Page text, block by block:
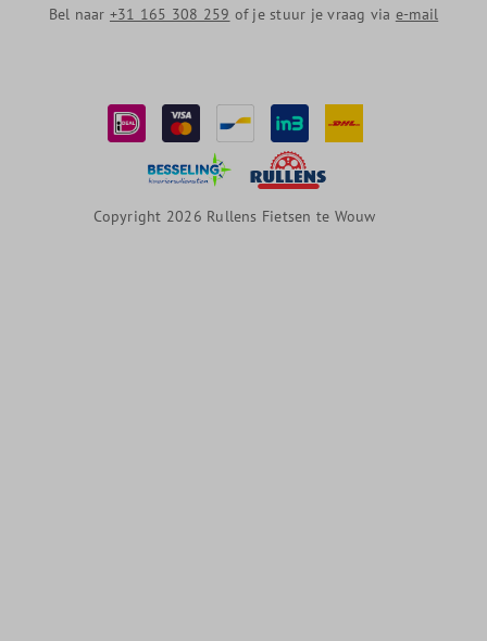
Bel naar +31 165 308 259 of je stuur je vraag via e-mail
Copyright 2026 Rullens Fietsen te Wouw